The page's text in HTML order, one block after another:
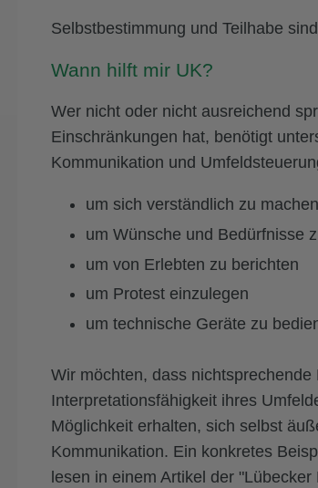
Selbstbestimmung und Teilhabe
Wann hilft mir UK?
Wer nicht oder nicht ausreichend
Einschränkungen hat, benötigt
Kommunikation und
um sich verständlich zu machen
um Wünsche und Bedürfnisse
um von Erlebten zu berichten
um Protest einzulegen
um technische Geräte zu
Wir möchten, dass
Interpretationsfähigkeit ihres
Möglichkeit erhalten, sich selbst
Kommunikation. Ein konkretes
lesen in einem Artikel der